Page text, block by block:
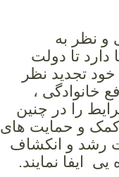
و نظر به
تا دولت
تجدید نظر
خانوادگی ،
را در چنین
کمک و حمایت های
رشد و انکشاف
ایفا نمایند.